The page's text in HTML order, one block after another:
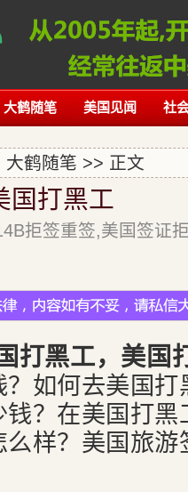
大鹤随笔 美国见闻 社
大鹤随笔 >> 正文
国打黑工
拒签重签,美国签证
打黑工，美国
如何去美国
？在美国打
样？美国旅